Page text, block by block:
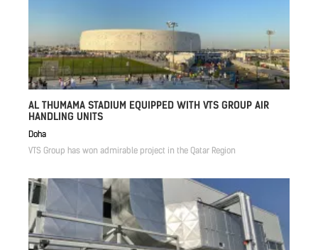
AL THUMAMA STADIUM EQUIPPED WITH VTS GROUP AIR
HANDLING UNITS
Doha
VTS Group has won admirable project in the Qatar Region